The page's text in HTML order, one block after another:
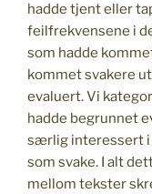
hadde tjent eller
feilfrekvensene i
som hadde
kommet svakere
evaluert. Vi
hadde begrunnet
særlig interessert i
som svake. I alt
mellom tekster